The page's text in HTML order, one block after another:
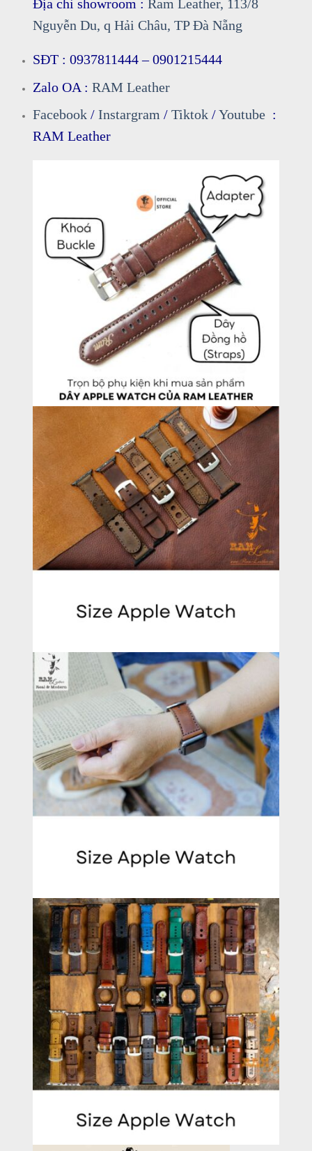
Địa chỉ showroom :Ram Leather, 113/8
Nguyễn Du, q Hải Châu, TP Đà Nẵng
SĐT : 0937811444 – 0901215444
Zalo OA :RAM Leather
Facebook /Instargram /Tiktok /Youtube :
RAM Leather